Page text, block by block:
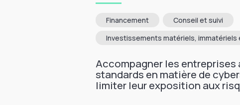
Financement
Conseil et suivi
Investissements matériels, immatériels
Accompagner les entreprises
standards en matière de
limiter leur exposition aux